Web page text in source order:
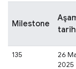
Milestone
135
26
2025